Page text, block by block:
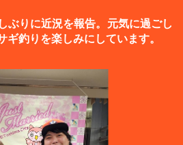
ぶりに近況を報告。元気に過ごし
ギ釣りを楽しみにしています。